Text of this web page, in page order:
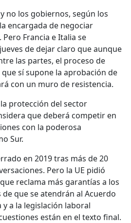
no los gobiernos, según los
encargada de negociar
Francia e Italia se
de dejar claro que aunque
las partes, el proceso de
sí supone la aprobación de
con un muro de resistencia.
protección del sector
que deberá competir en
con la poderosa
Sur.
en 2019 tras más de 20
Pero la UE pidió
reclama más garantías a los
que se atendrán al Acuerdo
a la legislación laboral
están en el texto final.